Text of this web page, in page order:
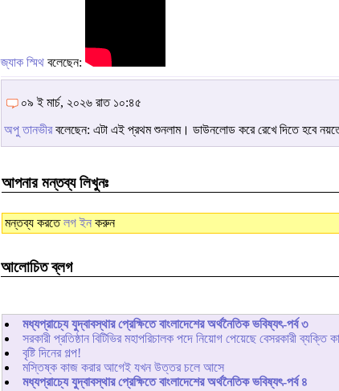
জ্যাক স্মিথ বলেছেন:
০৯ ই মার্চ, ২০২৬ রাত ১০:৪৫
অপু তানভীরবলেছেন: এটা এই প্রথম শুনলাম। ডাউনলোড করে রেখে দিতে হবে
আপনার মন্তব্য লিখুনঃ
মন্তব্য করতেলগ ইন করুন
আলোচিত ব্লগ
মধ্যপ্রাচ্যে যুদ্বাবস্থার প্রেক্ষিতে বাংলাদেশের অর্থনৈতিক ভবিষ্যৎ-পর্ব ৩
সরকারী প্রতিষ্ঠান বিটিভির মহাপরিচালক পদে নিয়োগ পেয়েছে বেসরকারী ব্যক্তি
বৃষ্টি দিনের গল্প!
মস্তিষ্ক কাজ করার আগেই যখন উত্তর চলে আসে
মধ্যপ্রাচ্যে যুদ্বাবস্থার প্রেক্ষিতে বাংলাদেশের অর্থনৈতিক ভবিষ্যৎ-পর্ব ৪